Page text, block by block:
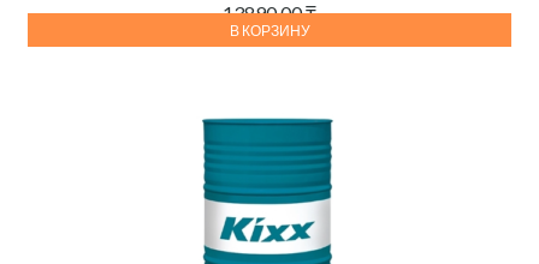
13890,00₸
В КОРЗИНУ